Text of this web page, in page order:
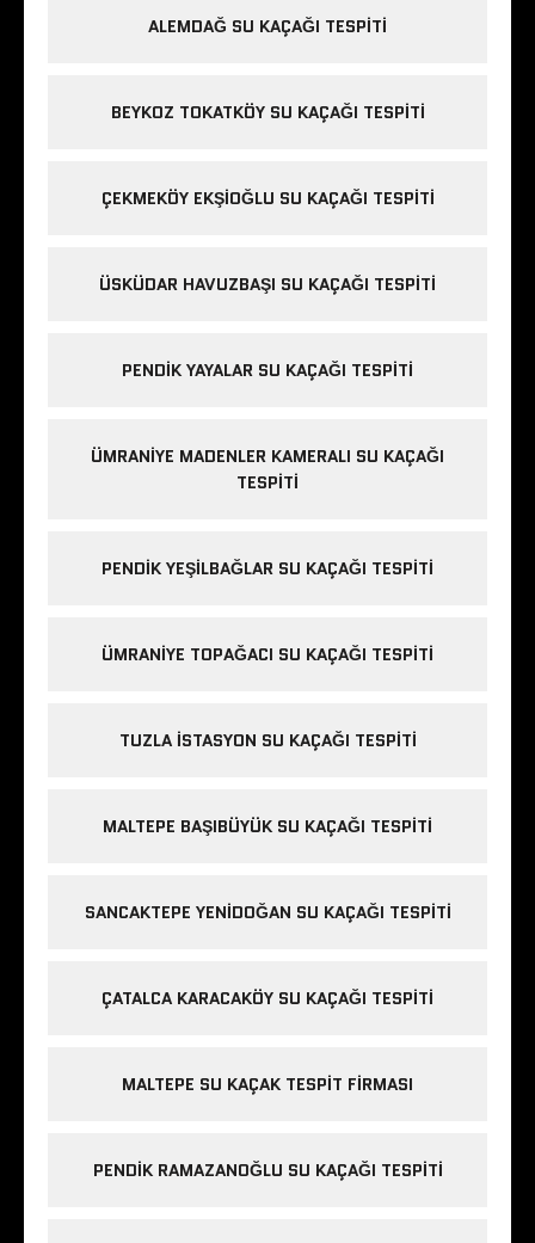
ALEMDAĞ SU KAÇAĞI TESPITI
BEYKOZ TOKATKÖY SU KAÇAĞI TESPITI
ÇEKMEKÖY EKŞIOĞLU SU KAÇAĞI TESPITI
ÜSKÜDAR HAVUZBAŞI SU KAÇAĞI TESPITI
PENDIK YAYALAR SU KAÇAĞI TESPITI
ÜMRANIYE MADENLER KAMERALI SU KAÇAĞI
TESPITI
PENDIK YEŞILBAĞLAR SU KAÇAĞI TESPITI
ÜMRANIYE TOPAĞACI SU KAÇAĞI TESPITI
TUZLA İSTASYON SU KAÇAĞI TESPITI
MALTEPE BAŞIBÜYÜK SU KAÇAĞI TESPITI
SANCAKTEPE YENIDOĞAN SU KAÇAĞI TESPITI
ÇATALCA KARACAKÖY SU KAÇAĞI TESPITI
MALTEPE SU KAÇAK TESPIT FIRMASI
PENDIK RAMAZANOĞLU SU KAÇAĞI TESPITI